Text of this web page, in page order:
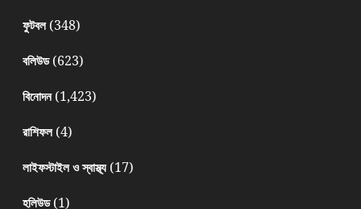
ফুটবল(348)
বলিউড(623)
বিনোদন(1,423)
রাশিফল(4)
লাইফস্টাইল ও স্বাস্থ্য(17)
হলিউড(1)